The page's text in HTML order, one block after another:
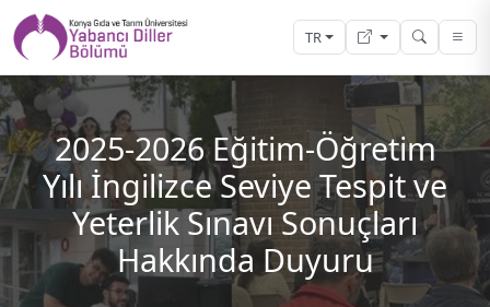
TR
2025-2026 Eğitim-Öğretim
Yılı İngilizce Seviye Tespit ve
Yeterlik Sınavı Sonuçları
Hakkında Duyuru